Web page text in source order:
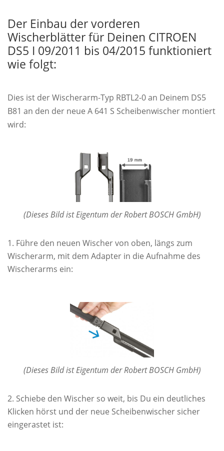
Der Einbau der vorderen
Wischerblätter für Deinen CITROEN
DS5 I 09/2011 bis 04/2015 funktioniert
wie folgt:
Dies ist der Wischerarm-Typ RBTL2-0 an Deinem DS5
B81 an den der neue A 641 S Scheibenwischer montiert
wird:
(Dieses Bild ist Eigentum der Robert BOSCH GmbH)
Führe den neuen Wischer von oben, längs zum
Wischerarm, mit dem Adapter in die Aufnahme des
Wischerarms ein:
(Dieses Bild ist Eigentum der Robert BOSCH GmbH)
Schiebe den Wischer so weit, bis Du ein deutliches
Klicken hörst und der neue Scheibenwischer sicher
eingerastet ist: